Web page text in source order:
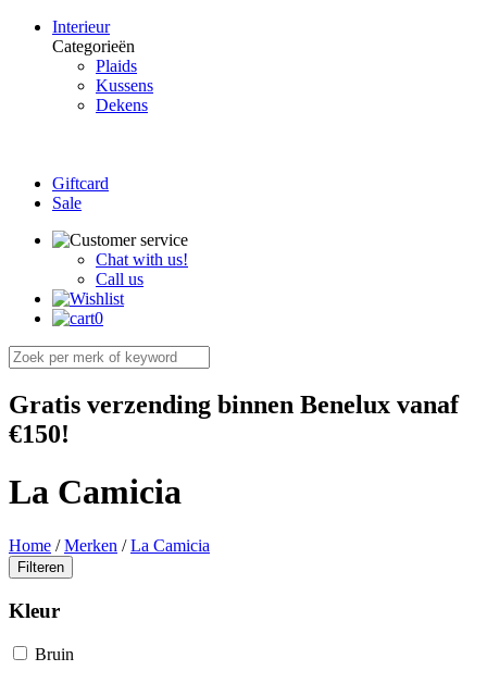
Interieur
Categorieën
Plaids
Kussens
Dekens
Giftcard
Sale
Chat with us!
Call us
0
Gratis verzending binnen Benelux vanaf
€150!
La Camicia
Home /Merken /La Camicia
Filteren
Kleur
Bruin